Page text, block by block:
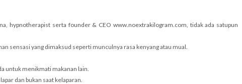
hypnotherapist serta founder & CEO www.noextrakilogram.com, tidak ada satupun
sensasi yang dimaksud seperti munculnya rasa kenyang atau mual.
untuk menikmati makanan lain.
dan bukan saat kelaparan.